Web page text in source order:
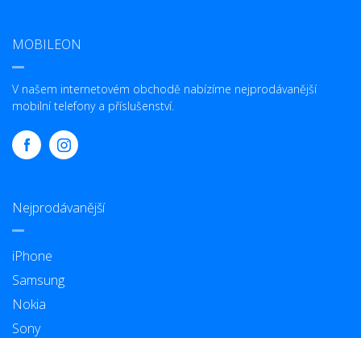
MOBILEON
V našem internetovém obchodě nabízíme nejprodávanější
mobilní telefony a příslušenství.
Nejprodávanější
iPhone
Samsung
Nokia
Sony